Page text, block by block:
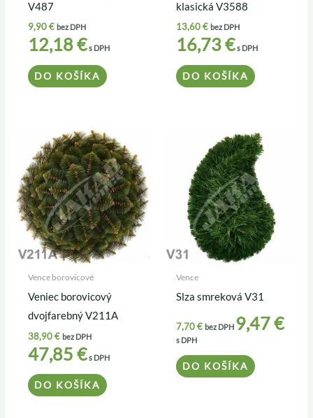
V487
9,90€ bez DPH
12,18€s DPH
DO KOŠÍKA
klasická V3588
13,60€ bez DPH
16,73€s DPH
DO KOŠÍKA
Vence borovicové
Veniec borovicový
dvojfarebný V211A
38,90€ bez DPH
47,85 €s DPH
DO KOŠÍKA
Vence
Slza smreková V31
7,70€ bez DPH 9,47€
s DPH
DO KOŠÍKA